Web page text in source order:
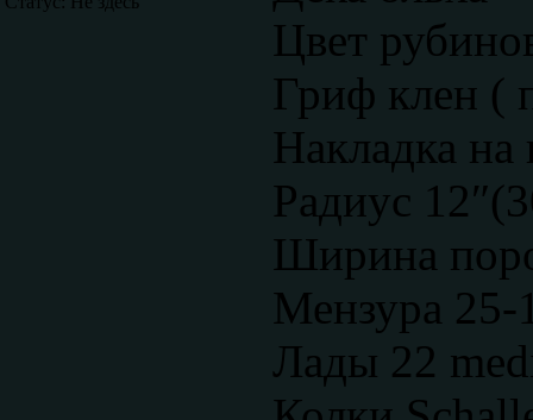
Цвет
Гриф клен (
Накладка на
Радиус
Ширина
Мензура 25-
Лады 22